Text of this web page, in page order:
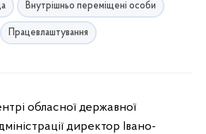
Внутрішньо переміщені особи
Працевлаштування
директор Івано-